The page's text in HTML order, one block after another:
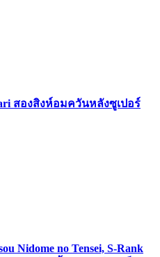
สองสิงห์อมควันหลังซูเปอร์
Nidome no Tensei, S-Rank